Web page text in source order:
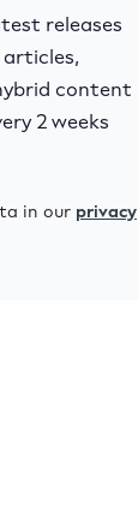
releases
content
2 weeks
in our privacy